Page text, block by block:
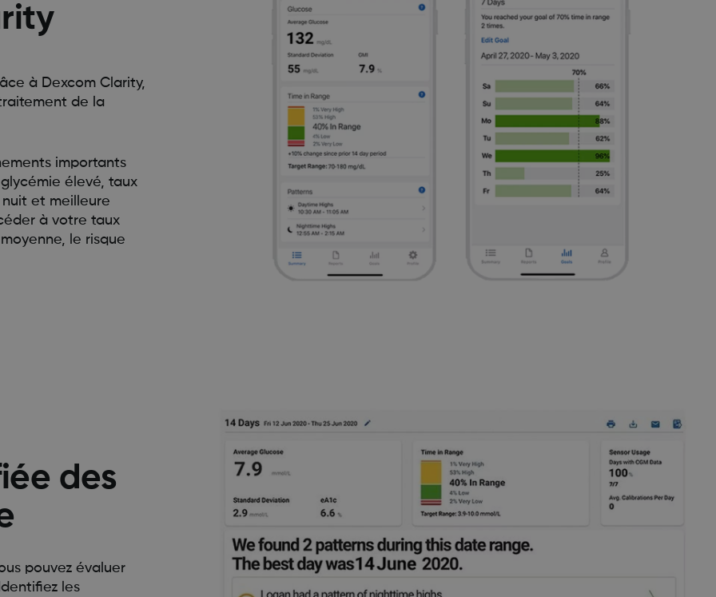
à Dexcom Clarity,
de la
importants
élevé, taux
et meilleure
à votre taux
le risque
des
pouvez évaluer
les